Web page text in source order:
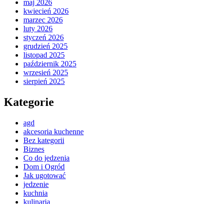
maj 2026
kwiecień 2026
marzec 2026
luty 2026
styczeń 2026
grudzień 2025
listopad 2025
październik 2025
wrzesień 2025
sierpień 2025
Kategorie
agd
akcesoria kuchenne
Bez kategorii
Biznes
Co do jedzenia
Dom i Ogród
Jak ugotować
jedzenie
kuchnia
kulinaria